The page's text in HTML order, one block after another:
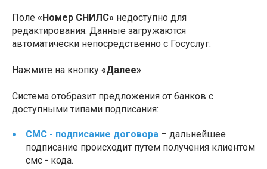
Поле «Номер СНИЛС» недоступно для
редактирования. Данные загружаются
автоматически непосредственно с Госуслуг.
Нажмите на кнопку «Далее».
Система отобразит предложения от банков с
доступными типами подписания:
СМС - подписание договора– дальнейшее
подписание происходит путем получения клиентом
смс - кода.